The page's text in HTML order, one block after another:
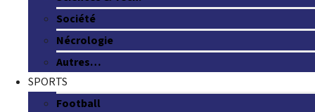
Société
Nécrologie
Autres…
SPORTS
Football